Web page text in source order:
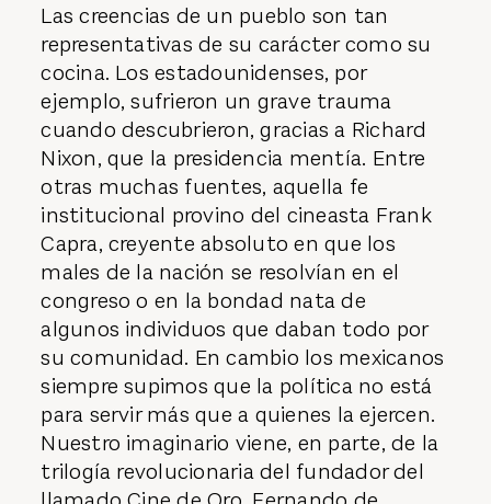
Las creencias de un pueblo son tan
representativas de su carácter como su
cocina. Los estadounidenses, por
ejemplo, sufrieron un grave trauma
cuando descubrieron, gracias a Richard
Nixon, que la presidencia mentía. Entre
otras muchas fuentes, aquella fe
institucional provino del cineasta Frank
Capra, creyente absoluto en que los
males de la nación se resolvían en el
congreso o en la bondad nata de
algunos individuos que daban todo por
su comunidad. En cambio los mexicanos
siempre supimos que la política no está
para servir más que a quienes la ejercen.
Nuestro imaginario viene, en parte, de la
trilogía revolucionaria del fundador del